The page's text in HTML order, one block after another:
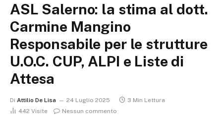
ASL Salerno: la stima al dott.
Carmine Mangino
Responsabile per le strutture
U.O.C. CUP, ALPI e Liste di
Attesa
Di Attilio De Lisa 24 Luglio 2025
3 Min Lettura
442 Visite Nessun commento